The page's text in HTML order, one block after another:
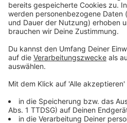
So haben wir über den
Sommer berichtet
Anzeige